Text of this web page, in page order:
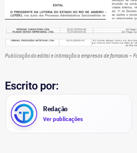
Publicação do edital e intimação a empresas de famosos –
Escrito por:
Redação
Ver publicações